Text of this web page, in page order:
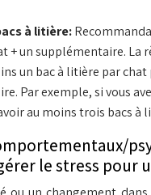
à litière:
+ un supplémentaire. La
un bac à litière par chat
Par exemple, si vous
au moins trois bacs à
le stress pour